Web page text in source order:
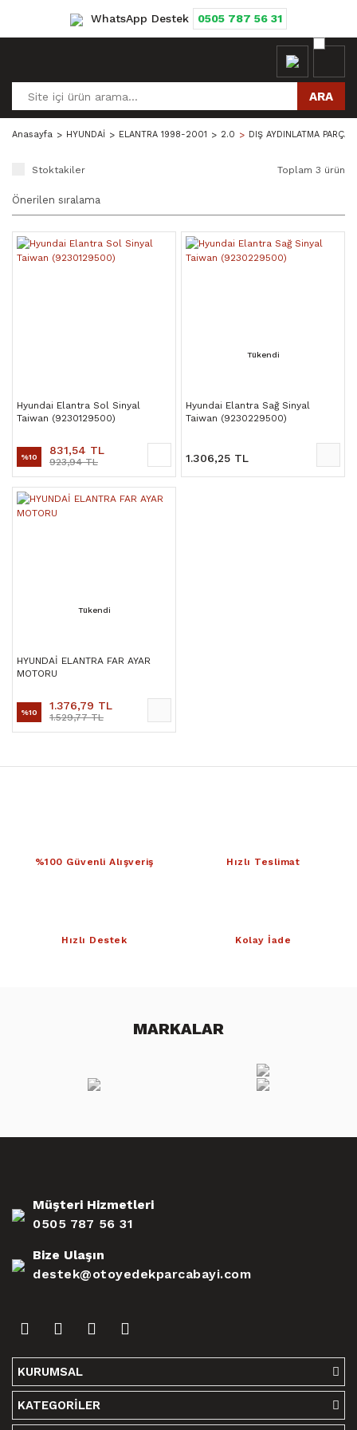
WhatsApp Destek 0505 787 56 31
ARA
Anasayfa HYUNDAİ ELANTRA 1998-2001 2.0 DIŞ AYDINLATMA
Stoktakiler Toplam 3 ürün
Hyundai Elantra Sol Sinyal
Taiwan (9230129500)
%10 831,54 TL
923,94 TL
Tükendi
Hyundai Elantra Sağ Sinyal
Taiwan (9230229500)
1.306,25 TL
Tükendi
HYUNDAİ ELANTRA FAR AYAR
MOTORU
%10 1.376,79 TL
1.529,77 TL
%100 Güvenli Alışveriş Hızlı Teslimat
Hızlı Destek Kolay İade
MARKALAR
Müşteri Hizmetleri
0505 787 56 31
Bize Ulaşın
destek@otoyedekparcabayi.com
KURUMSAL
KATEGORİLER